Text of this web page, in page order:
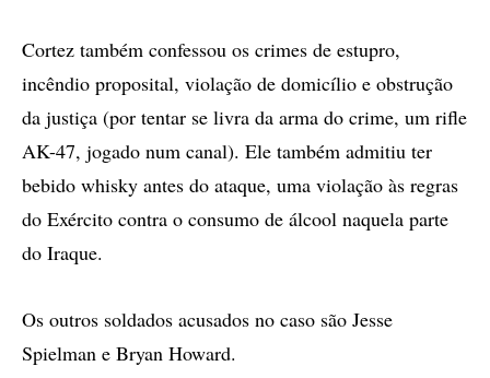
Cortez também confessou os crimes de estupro,
incêndio proposital, violação de domicílio e obstrução
da justiça (por tentar se livra da arma do crime, um rifle
AK-47, jogado num canal). Ele também admitiu ter
bebido whisky antes do ataque, uma violação às regras
do Exército contra o consumo de álcool naquela parte
do Iraque.
Os outros soldados acusados no caso são Jesse
Spielman e Bryan Howard.